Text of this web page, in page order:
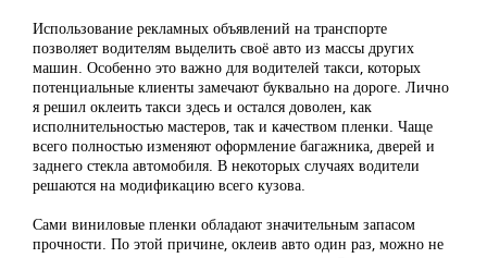
Использование рекламных объявлений на транспорте
позволяет водителям выделить своё авто из массы других
машин. Особенно это важно для водителей такси, которых
потенциальные клиенты замечают буквально на дороге. Лично
я решил оклеить такси здесь и остался доволен, как
исполнительностью мастеров, так и качеством пленки. Чаще
всего полностью изменяют оформление багажника, дверей и
заднего стекла автомобиля. В некоторых случаях водители
решаются на модификацию всего кузова.
Сами виниловые пленки обладают значительным запасом
прочности. По этой причине, оклеив авто один раз, можно не